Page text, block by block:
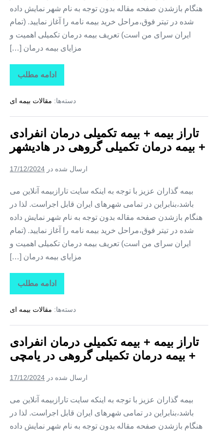
هنگام بازشدن صفحه مقاله بدون توجه به نام شهر نمایش داده
شده در تیتر فوق،مراحل خرید بیمه نامه را آغاز نمایید. (تمام
ایران سرای من است) تعریف بیمه درمان تکمیلی اهمیت و
مزایای بیمه درمان […]
ادامه مطلب
تاراز
بیمه
بیمه
درمان
+
بیمه
درمان
تکمیلی
در
دسته‌ها: مقالات بیمه ای
تاراز بیمه + بیمه تکمیلی درمان انفرادی
+ بیمه درمان تکمیلی گروهی در هادیشهر
ارسال شده در 17/12/2024
بیمه گذاران عزیز با توجه به اینکه سایت تارازبیمه آنلاین می
باشد،بنابراین در تمامی شهرهای ایران قابل اجراست. لذا در
هنگام بازشدن صفحه مقاله بدون توجه به نام شهر نمایش داده
شده در تیتر فوق،مراحل خرید بیمه نامه را آغاز نمایید. (تمام
ایران سرای من است) تعریف بیمه درمان تکمیلی اهمیت و
مزایای بیمه درمان […]
ادامه مطلب
تاراز
بیمه
بیمه
درمان
+
بیمه
درمان
تکمیلی
در
دسته‌ها: مقالات بیمه ای
تاراز بیمه + بیمه تکمیلی درمان انفرادی
+ بیمه درمان تکمیلی گروهی در یامچی
ارسال شده در 17/12/2024
بیمه گذاران عزیز با توجه به اینکه سایت تارازبیمه آنلاین می
باشد،بنابراین در تمامی شهرهای ایران قابل اجراست. لذا در
هنگام بازشدن صفحه مقاله بدون توجه به نام شهر نمایش داده